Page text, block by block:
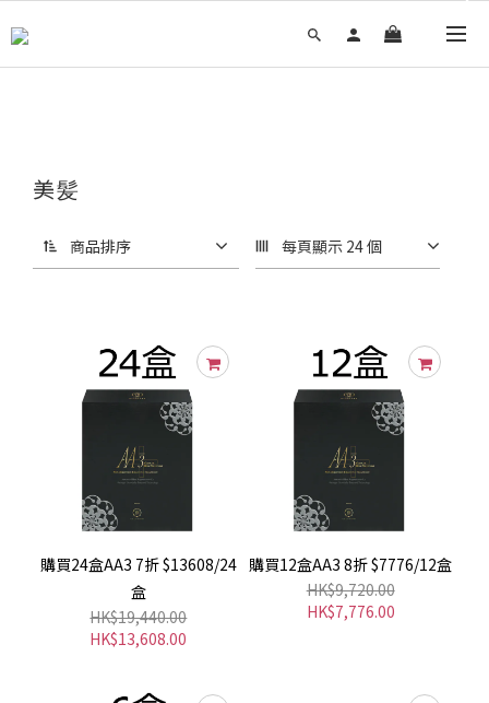
美髪
商品排序 每頁顯示 24 個
購買24盒AA3 7折 $13608/24
盒
HK$19,440.00
HK$13,608.00
購買12盒AA3 8折 $7776/12盒
HK$9,720.00
HK$7,776.00